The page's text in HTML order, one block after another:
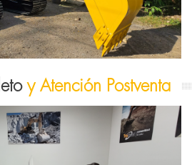
y Atención Postventa